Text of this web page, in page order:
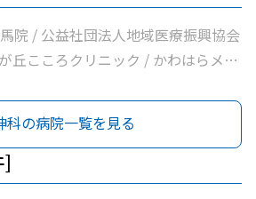
院 / 公益社団法人地域医療振興協会
丘こころクリニック / かわはらメン
科の病院一覧を見る
]